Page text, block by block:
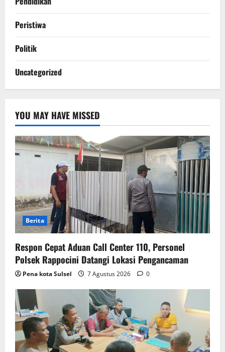
Peristiwa
Politik
Uncategorized
YOU MAY HAVE MISSED
Berita
Respon Cepat Aduan Call Center 110, Personel
Polsek Rappocini Datangi Lokasi Pengancaman
Pena kota Sulsel 7 Agustus 2026 0